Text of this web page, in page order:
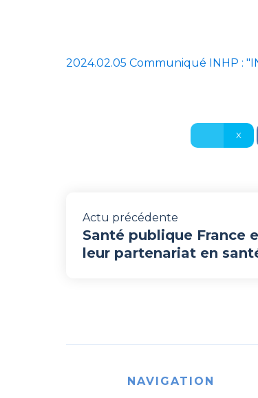
2024.02.05 Communiqué INHP :
X
Actu précédente
Santé publique France
leur partenariat en
NAVIGATION